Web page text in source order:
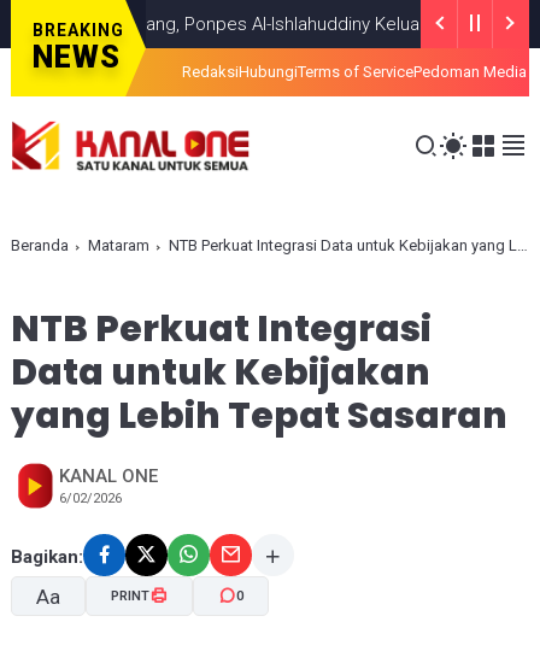
BREAKING
NEWS
Terang, Ponpes Al-Ishlahuddiny Keluarkan Maklumlat
RedaksiHubungiTerms of ServicePedoman Media
Beranda Mataram NTB Perkuat Integrasi Data untuk Kebijakan yang Lebih Tepat Sasaran
NTB Perkuat Integrasi
Data untuk Kebijakan
yang Lebih Tepat Sasaran
KANAL ONE
6/02/2026
Bagikan:
Aa PRINT 0